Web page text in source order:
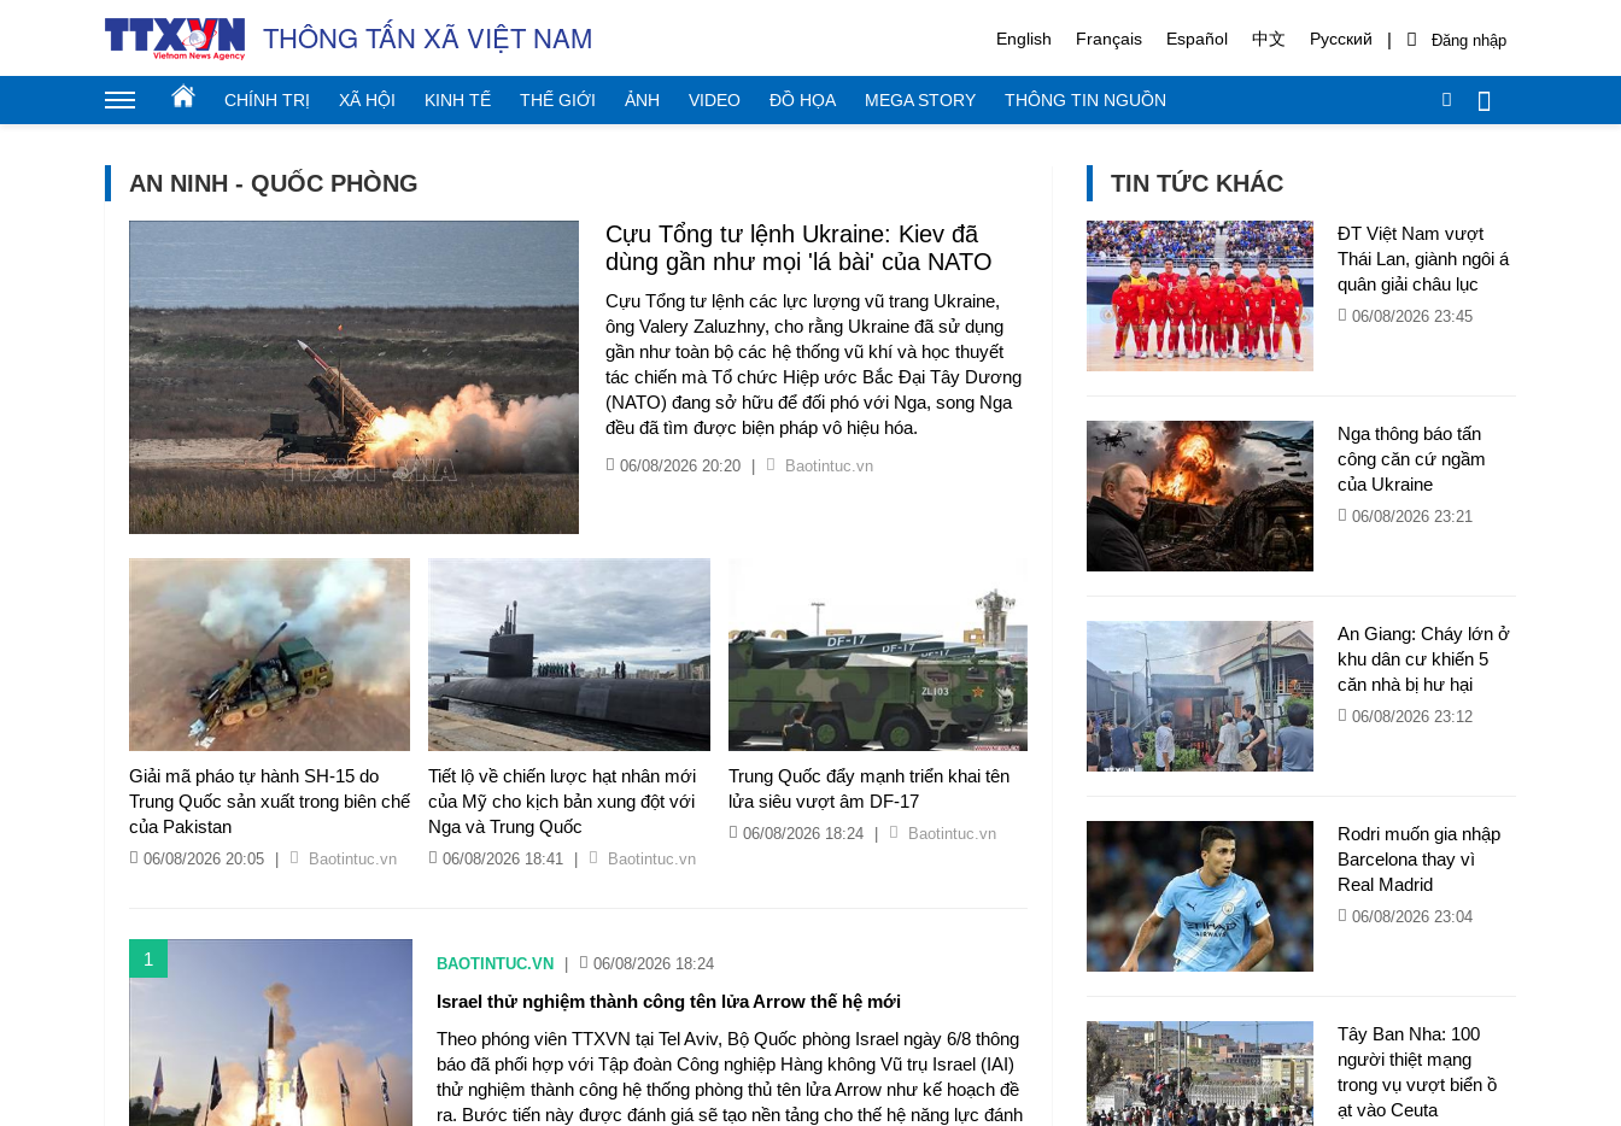
THÔNG TẤN XÃ VIỆT NAM English Français Español 中文 Русский |
CHÍNH TRỊ XÃ HỘI KINH TẾ THẾ GIỚI ẢNH VIDEO ĐỒ HỌA MEGA STORY THÔNG TIN NGUỒN
AN NINH - QUỐC PHÒNG
Cựu Tổng tư lệnh Ukraine: Kiev đã
dùng gần như mọi 'lá bài' của NATO
Cựu Tổng tư lệnh các lực lượng vũ trang Ukraine,
ông Valery Zaluzhny, cho rằng Ukraine đã sử dụng
gần như toàn bộ các hệ thống vũ khí và học thuyết
tác chiến mà Tổ chức Hiệp ước Bắc Đại Tây Dương
(NATO) đang sở hữu để đối phó với Nga, song Nga
đều đã tìm được biện pháp vô hiệu hóa.
06/08/2026 20:20 Baotintuc.vn
Giải mã pháo tự hành SH-15 do
Trung Quốc sản xuất trong biên chế
của Pakistan
06/08/2026 20:05 Baotintuc.vn
Tiết lộ về chiến lược hạt nhân mới
của Mỹ cho kịch bản xung đột với
Nga và Trung Quốc
06/08/2026 18:41 Baotintuc.vn
Trung Quốc đẩy mạnh triển khai tên
lửa siêu vượt âm DF-17
06/08/2026 18:24 Baotintuc.vn
1 BAOTINTUC.VN 06/08/2026 18:24
Israel thử nghiệm thành công tên lửa Arrow thế hệ mới
Theo phóng viên TTXVN tại Tel Aviv, Bộ Quốc phòng Israel ngày 6/8 thông
báo đã phối hợp với Tập đoàn Công nghiệp Hàng không Vũ trụ Israel (IAI)
thử nghiệm thành công hệ thống phòng thủ tên lửa Arrow như kế hoạch đề
ra. Bước tiến này được đánh giá sẽ tạo nền tảng cho thế hệ năng lực đánh
TIN TỨC KHÁC
ĐT Việt Nam vượt
Thái Lan, giành ngôi á
quân giải châu lục
06/08/2026 23:45
Nga thông báo tấn
công căn cứ ngầm
của Ukraine
06/08/2026 23:21
An Giang: Cháy lớn ở
khu dân cư khiến 5
căn nhà bị hư hại
06/08/2026 23:12
Rodri muốn gia nhập
Barcelona thay vì
Real Madrid
06/08/2026 23:04
Tây Ban Nha: 100
người thiệt mạng
trong vụ vượt biển ồ
ạt vào Ceuta